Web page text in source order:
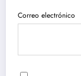
Correo electrónico